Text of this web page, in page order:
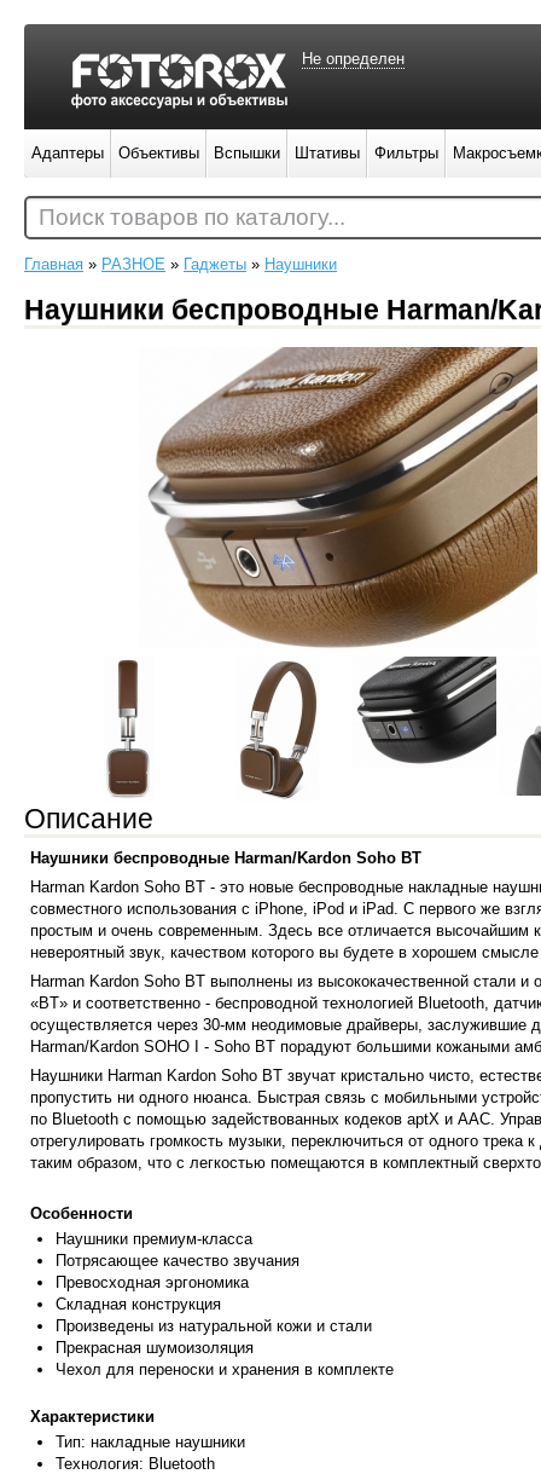
Главная » РАЗНОЕ » Гаджеты » Наушники
Наушники беспроводные Harman/
Описание
Наушники беспроводные Harman/Kardon Soho BT
Harman Kardon Soho BT - это новые беспроводные накладные
совместного использования с iPhone, iPod и iPad. С первого же
простым и очень современным. Здесь все отличается высочайшим
невероятный звук, качеством которого вы будете в хорошем
Harman Kardon Soho BT выполнены из высококачественной стали
«BT» и соответственно - беспроводной технологией Bluetooth,
осуществляется через 30-мм неодимовые драйверы,
Harman/Kardon SOHO I - Soho BT порадуют большими кожаными
Наушники Harman Kardon Soho BT звучат кристально чисто,
пропустить ни одного нюанса. Быстрая связь с мобильными
по Bluetooth с помощью задействованных кодеков aptX и AAC.
отрегулировать громкость музыки, переключиться от одного трека
таким образом, что с легкостью помещаются в комплектный
Особенности
Наушники премиум-класса
Потрясающее качество звучания
Превосходная эргономика
Складная конструкция
Произведены из натуральной кожи и стали
Прекрасная шумоизоляция
Чехол для переноски и хранения в комплекте
Характеристики
Тип: накладные наушники
Технология: Bluetooth
Не определен
Адаптеры Объективы Вспышки Штативы Фильтры
Поиск товаров по каталогу...